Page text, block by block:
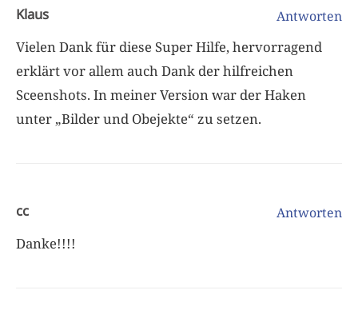
Klaus Antworten
Vielen Dank für diese Super Hilfe, hervorragend
erklärt vor allem auch Dank der hilfreichen
Sceenshots. In meiner Version war der Haken
unter „Bilder und Obejekte“ zu setzen.
cc Antworten
Danke!!!!